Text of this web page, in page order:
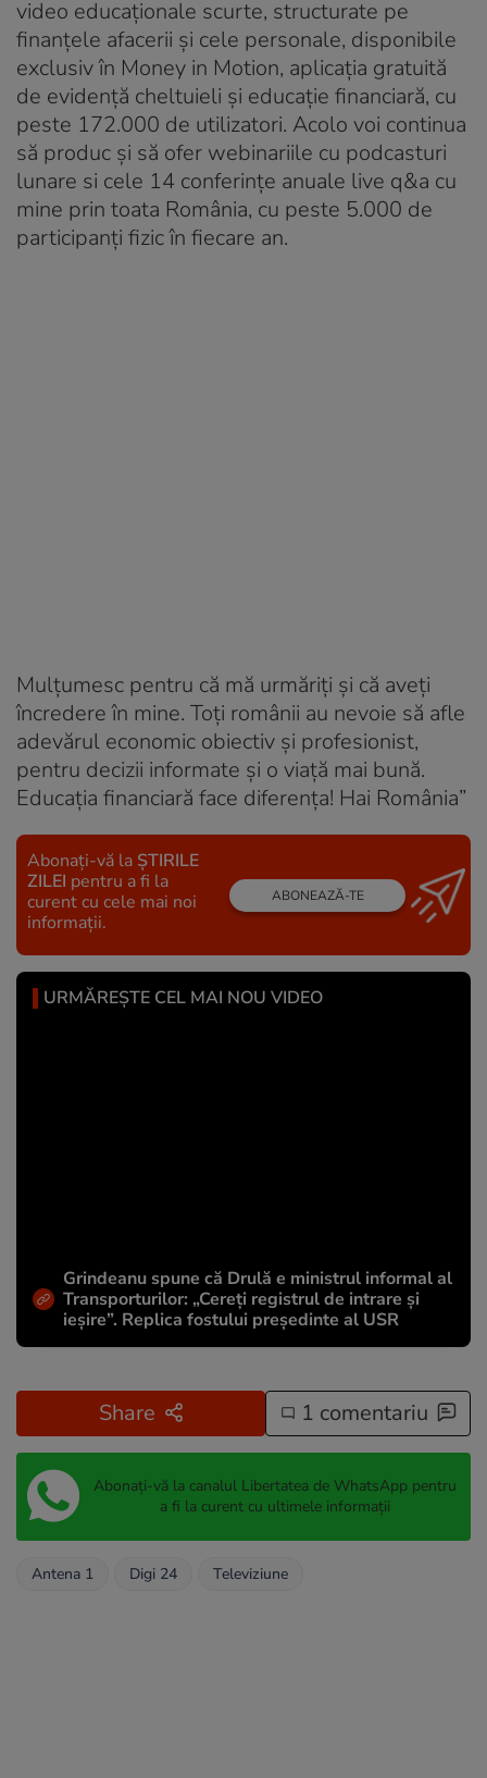
video educaționale scurte, structurate pe
finanțele afacerii și cele personale, disponibile
exclusiv în Money in Motion, aplicația gratuită
de evidență cheltuieli și educație financiară, cu
peste 172.000 de utilizatori. Acolo voi continua
să produc și să ofer webinariile cu podcasturi
lunare si cele 14 conferințe anuale live q&a cu
mine prin toata România, cu peste 5.000 de
participanți fizic în fiecare an.
Mulțumesc pentru că mă urmăriți și că aveți
încredere în mine. Toți românii au nevoie să afle
adevărul economic obiectiv și profesionist,
pentru decizii informate și o viață mai bună.
Educația financiară face diferența! Hai România”
Abonați-vă la ȘTIRILE
ZILEI pentru a fi la
curent cu cele mai noi
informații.
ABONEAZĂ-TE
URMĂREȘTE CEL MAI NOU VIDEO
Grindeanu spune că Drulă e ministrul informal al
Transporturilor: „Cereți registrul de intrare și
ieșire”. Replica fostului președinte al USR
Share 1 comentariu
Abonați-vă la canalul Libertatea de WhatsApp pentru
a fi la curent cu ultimele informații
Antena 1 Digi 24 Televiziune